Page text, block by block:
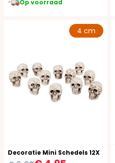
Op voorraad
4 cm
Decoratie Mini Schedels 12X